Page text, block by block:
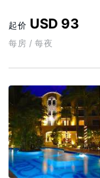
起价 USD 93
每房 / 每夜